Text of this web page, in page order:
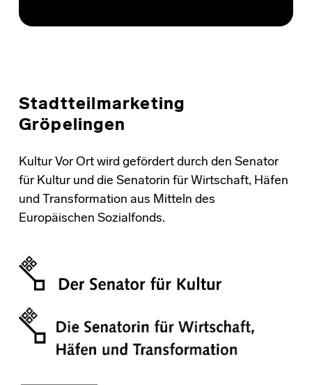
Stadtteilmarketing
Gröpelingen
Kultur Vor Ort wird gefördert durch den Senator
für Kultur und die Senatorin für Wirtschaft, Häfen
und Transformation aus Mitteln des
Europäischen Sozialfonds.